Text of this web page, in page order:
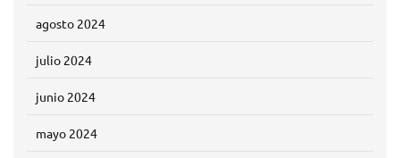
agosto 2024
julio 2024
junio 2024
mayo 2024